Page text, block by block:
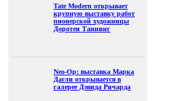
Tate Modern открывает
крупную выставку работ
пионерской художницы
Доротеи Таннинг
Neo-Op: выставка Марка
Дагли открывается в
галерее Дэвида Ричарда